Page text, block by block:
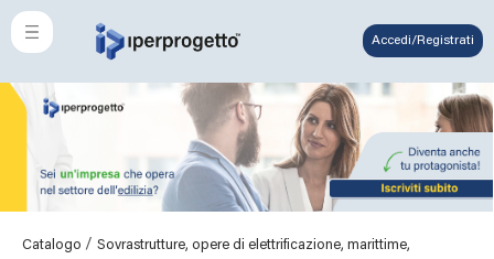
Accedi/Registrati
Catalogo / Sovrastrutture, opere di elettrificazione, marittime,